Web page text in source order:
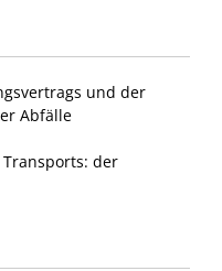
und der
Abfälle
der